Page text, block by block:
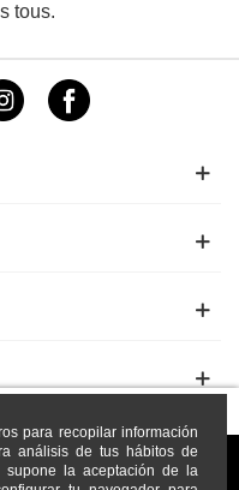
para recopilar información
análisis de tus hábitos de
supone la aceptación de la
tous.